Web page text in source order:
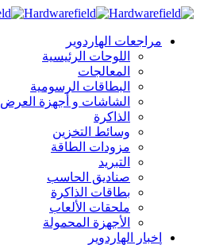
مراجعات الهاردوير
اللوحات الرئيسية
المعالجات
البطاقات الرسومية
الشاشات و أجهزة العرض
الذاكرة
وسائط التخزين
مزودات الطاقة
التبريد
صناديق الحاسب
بطاقات الذاكرة
ملحقات الألعاب
الأجهزة المحمولة
اخبار الهاردوير